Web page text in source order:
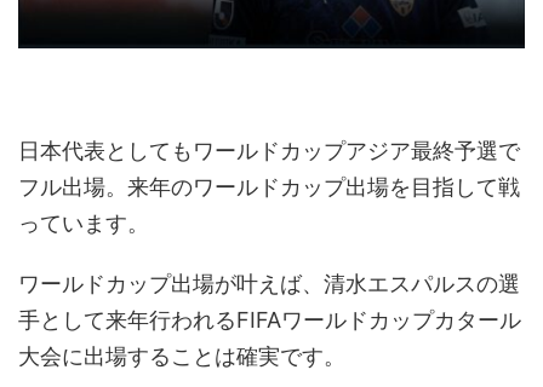
日本代表としてもワールドカップアジア最終予選で
フル出場。来年のワールドカップ出場を目指して戦
っています。
ワールドカップ出場が叶えば、清水エスパルスの選
手として来年行われるFIFAワールドカップカタール
大会に出場することは確実です。